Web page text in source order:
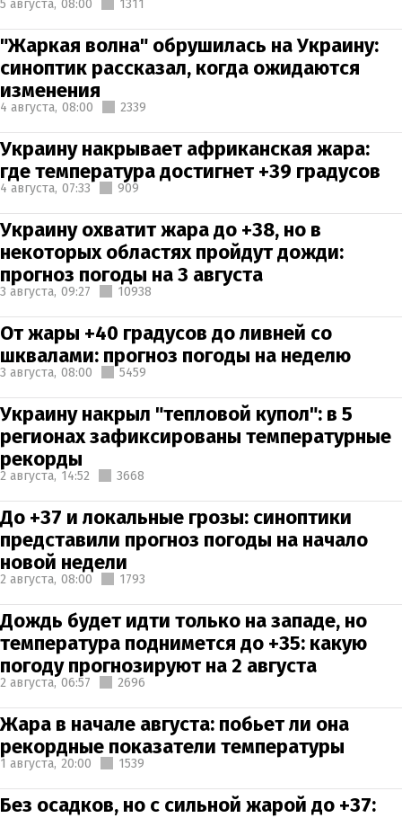
5 августа, 08:00 1311
"Жаркая волна" обрушилась на Украину:
синоптик рассказал, когда ожидаются
изменения
4 августа, 08:00 2339
Украину накрывает африканская жара:
где температура достигнет +39 градусов
4 августа, 07:33 909
Украину охватит жара до +38, но в
некоторых областях пройдут дожди:
прогноз погоды на 3 августа
3 августа, 09:27 10938
От жары +40 градусов до ливней со
шквалами: прогноз погоды на неделю
3 августа, 08:00 5459
Украину накрыл "тепловой купол": в 5
регионах зафиксированы температурные
рекорды
2 августа, 14:52 3668
До +37 и локальные грозы: синоптики
представили прогноз погоды на начало
новой недели
2 августа, 08:00 1793
Дождь будет идти только на западе, но
температура поднимется до +35: какую
погоду прогнозируют на 2 августа
2 августа, 06:57 2696
Жара в начале августа: побьет ли она
рекордные показатели температуры
1 августа, 20:00 1539
Без осадков, но с сильной жарой до +37: